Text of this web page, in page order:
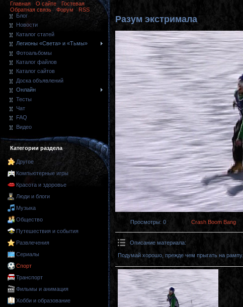
Главная
О сайте
Гостевая
Обратная связь
Форум
RSS
Блог
Новости
Каталог статей
Легионы «Света» и «Тьмы»
Фотоальбомы
Каталог файлов
Каталог сайтов
Доска объявлений
Онлайн
Тесты
Чат
FAQ
Видео
Категории раздела
Другое
Компьютерные игры
Красота и здоровье
Люди и блоги
Музыка
Общество
Путешествия и события
Развлечения
Сериалы
Спорт
Транспорт
Фильмы и анимация
Хобби и образование
Разум экстримала
Просмотры: 0 Crash Boom Bang
Описание материала:
Подумай хорошо, прежде чем прыгать на рампу.